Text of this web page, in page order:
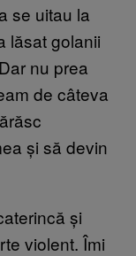
se uitau la
lăsat golanii
nu prea
de câteva
și să devin
și
violent. Îmi